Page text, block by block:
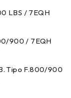
LBS / 7EQH
900 / 7EQH
Tipo F.800/900